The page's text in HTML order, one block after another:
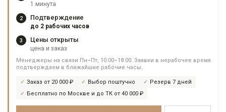
1 минута
2 Подтверждение
до 2 рабочих часов
3 Цены открыты
цена и заказ
Менеджеры на связи Пн–Пт, 10:00–18:00. Заявки в нерабочее время
подтверждаем в ближайшие рабочие часы.
Заказ от 20 000 ₽ Выбор поштучно
Резерв 7 дней
Бесплатно по Москве и до ТК от 40 000 ₽